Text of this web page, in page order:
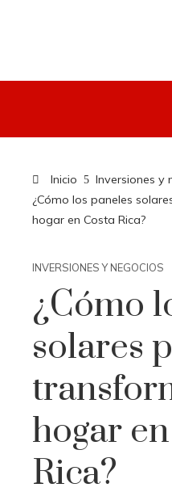
Inicio
Inversiones y
¿Cómo los paneles
hogar en Costa Rica?
INVERSIONES Y NEGOCIOS
¿Cómo
solares
hogar
Rica?